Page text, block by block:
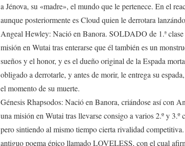
a Jénova, su «madre», el mundo que le pertenece. En el
aunque posteriormente es Cloud quien le derrotara
Angeal Hewley: Nació en Banora. SOLDADO de 1.ª
misión en Wutai tras enterarse que él también es un
sueños y el honor, y es el dueño original de la Espada
obligado a derrotarle, y antes de morir, le entrega su
el momento de su muerte.
Génesis Rhapsodos: Nació en Banora, criándose así con
una misión en Wutai tras llevarse consigo a varios 2.º y
pero sintiendo al mismo tiempo cierta rivalidad
antiguo poema épico llamado LOVELESS, con el cual